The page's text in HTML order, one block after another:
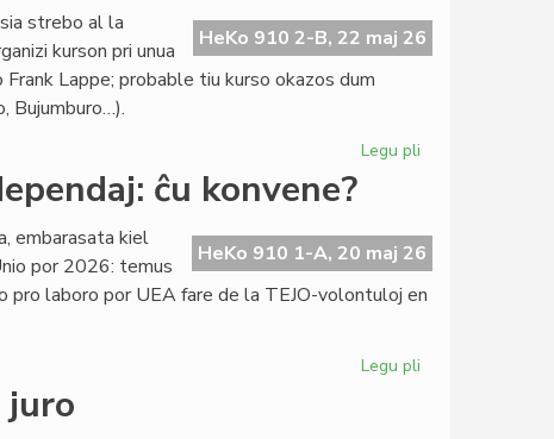
(2377)
omaĝas
HeKo 910 2-B, 22 maj 26
strebo al la
kurson pri unua
Lappe; probable tiu kurso okazos dum
Bujumburo…).
Legu pli
de
Civila
Esperanta
ĉu konvene?
HeKo 910 1-A, 20 maj 26
embarasata kiel
por 2026: temus
pro laboro por UEA fare de la TEJO-volontuloj en
Legu pli
juro